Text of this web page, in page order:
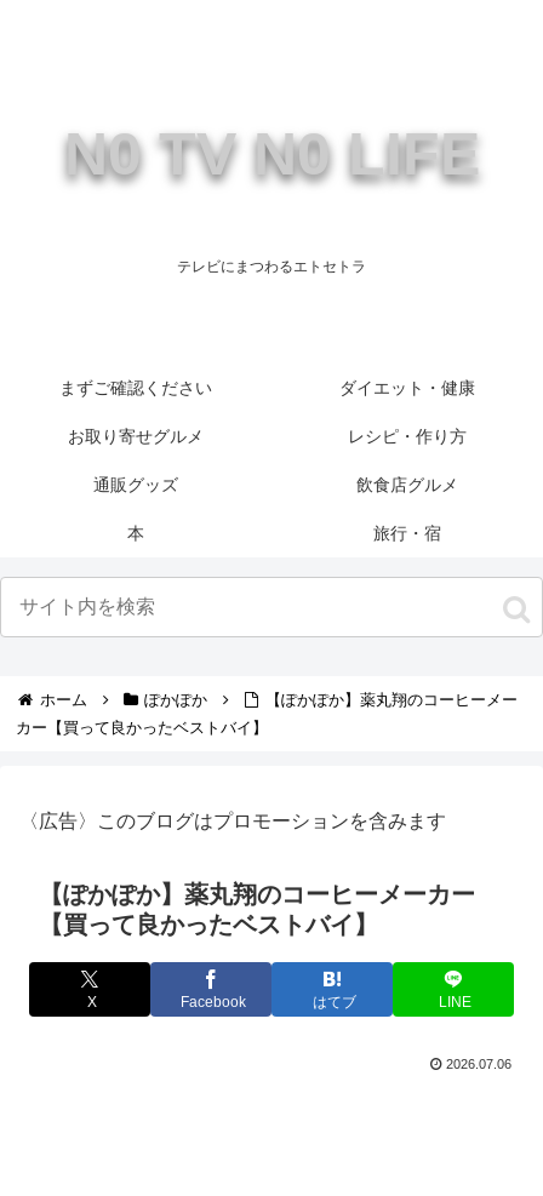
N0 TV N0 LIFE
テレビにまつわるエトセトラ
まずご確認ください ダイエット・健康
お取り寄せグルメ レシピ・作り方
通販グッズ 飲食店グルメ
本 旅行・宿
ホーム ぽかぽか
【ぽかぽか】薬丸翔のコーヒーメー
カー【買って良かったベストバイ】
〈広告〉このブログはプロモーションを含みます
【ぽかぽか】薬丸翔のコーヒーメーカー
【買って良かったベストバイ】
X Facebook はてブ LINE
2026.07.06